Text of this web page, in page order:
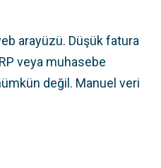
arayüzü. Düşük fatura
veya muhasebe
değil. Manuel veri